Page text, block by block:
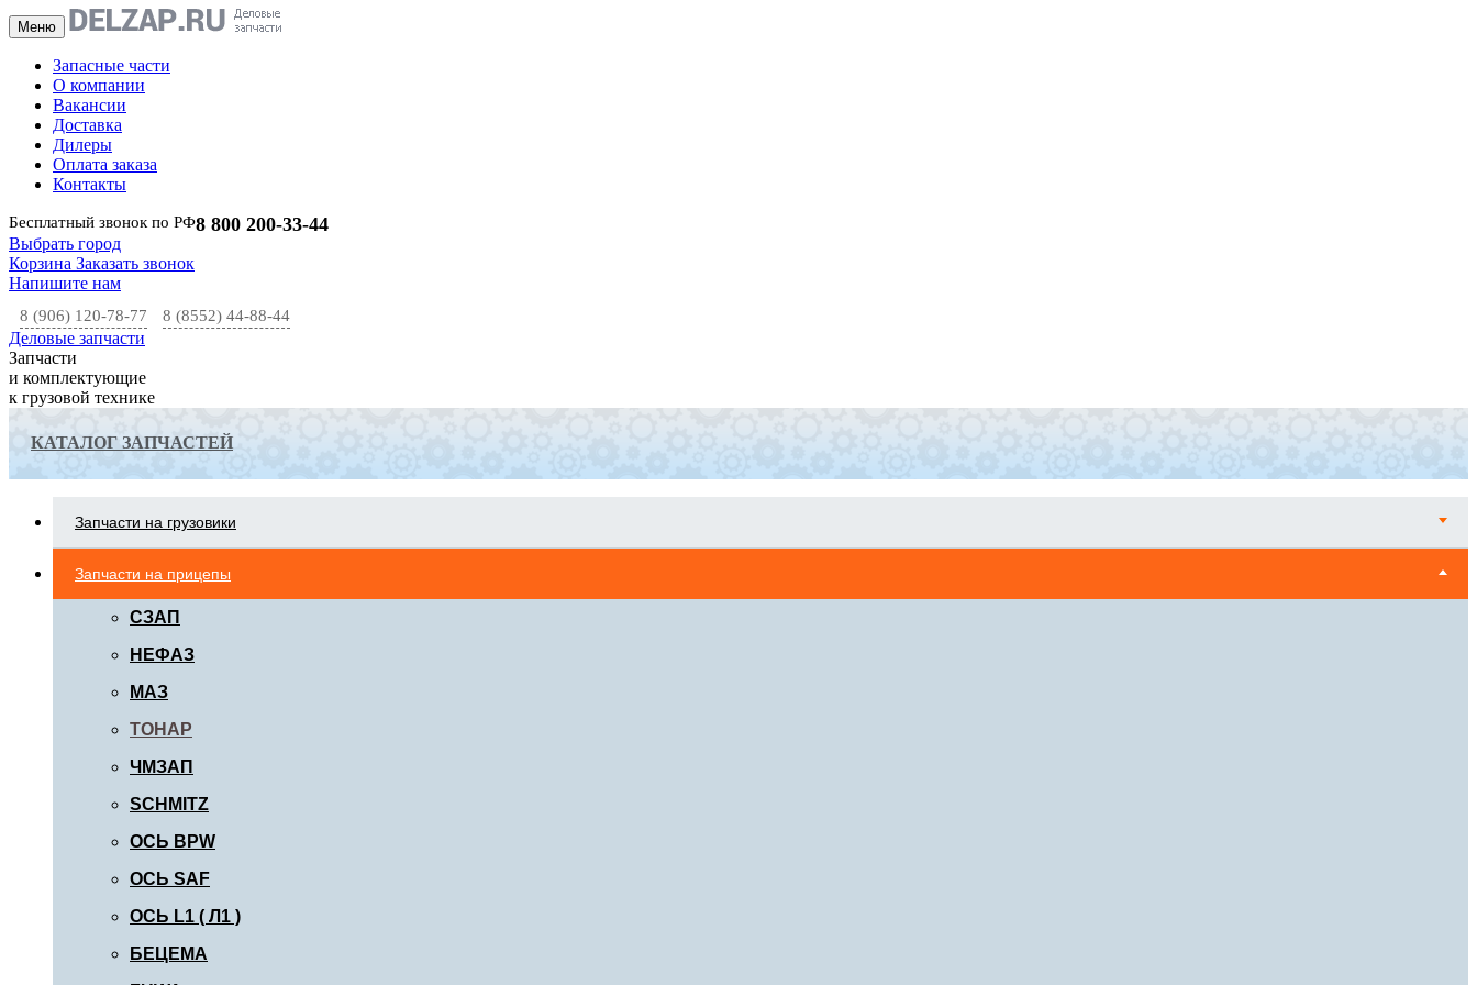
Меню
Запасные части
О компании
Вакансии
Доставка
Дилеры
Оплата заказа
Контакты
Бесплатный звонок по РФ8 800 200-33-44
Выбрать город
Корзина Заказать звонок
Напишите нам
8 (906) 120-78-77 8 (8552) 44-88-44
Деловые запчасти
Запчасти
и комплектующие
к грузовой технике
КАТАЛОГ ЗАПЧАСТЕЙ
Запчасти на грузовики
Запчасти на прицепы
СЗАП
НЕФАЗ
МАЗ
ТОНАР
ЧМЗАП
SCHMITZ
ОСЬ BPW
ОСЬ SAF
ОСЬ L1 ( Л1 )
БЕЦЕМА